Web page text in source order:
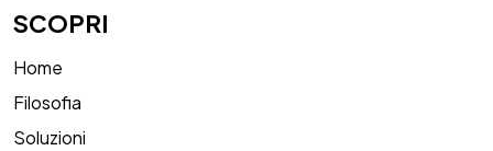
SCOPRI
Home
Filosofia
Soluzioni